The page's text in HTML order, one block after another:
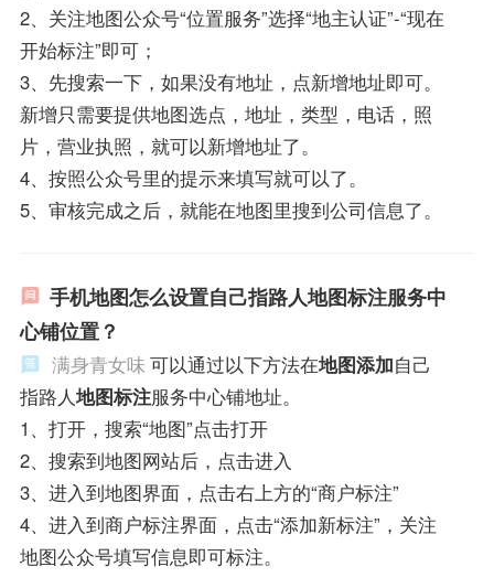
2、关注地图公众号“位置服务”选择“地主认证”-“现在
开始标注”即可；
3、先搜索一下，如果没有地址，点新增地址即可。
新增只需要提供地图选点，地址，类型，电话，照
片，营业执照，就可以新增地址了。
4、按照公众号里的提示来填写就可以了。
5、审核完成之后，就能在地图里搜到公司信息了。
手机地图怎么设置自己指路人地图标注服务中
心铺位置？
满身青女味 可以通过以下方法在地图添加自己
指路人地图标注服务中心铺地址。
1、打开，搜索“地图”点击打开
2、搜索到地图网站后，点击进入
3、进入到地图界面，点击右上方的“商户标注”
4、进入到商户标注界面，点击“添加新标注”，关注
地图公众号填写信息即可标注。